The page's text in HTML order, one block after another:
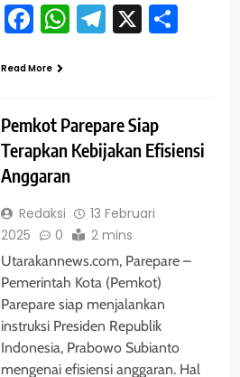
Facebook
WhatsApp
Telegram
X
Read More
Pemkot Parepare Siap
Terapkan Kebijakan Efisiensi
Anggaran
Redaksi
13 Februari
2025
0 2 mins
Utarakannews.com, Parepare –
Pemerintah Kota (Pemkot)
Parepare siap menjalankan
instruksi Presiden Republik
Indonesia, Prabowo Subianto
mengenai efisiensi anggaran. Hal